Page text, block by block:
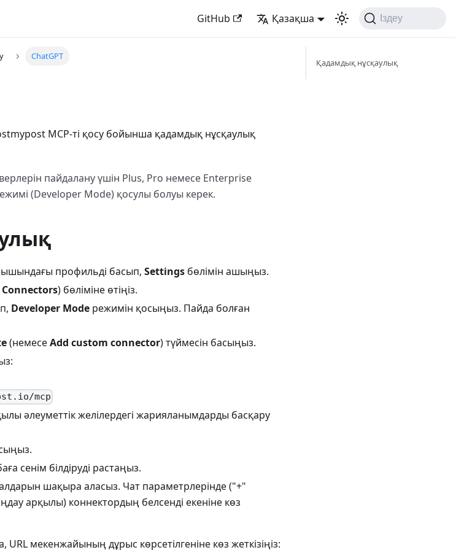
GitHub Қазақша Іздеу
ChatGPT
MCP-ті қосу бойынша қадамдық нұсқаулық
пайдалану үшін Plus, Pro немесе Enterprise
(Developer Mode) қосулы болуы керек.
профильді басып, Settings бөлімін ашыңыз.
Connectors) бөліміне өтіңіз.
Developer Mode режимін қосыңыз. Пайда болған
(немесеAdd custom connector) түймесін басыңыз.
mcp
әлеуметтік желілердегі жарияланымдарды басқару
сенім білдіруді растаңыз.
шақыра аласыз. Чат параметрлерінде ("+"
арқылы) коннектордың белсенді екеніне көз
мекенжайының дұрыс көрсетілгеніне көз жеткізіңіз:
Қадамдық нұсқаулық